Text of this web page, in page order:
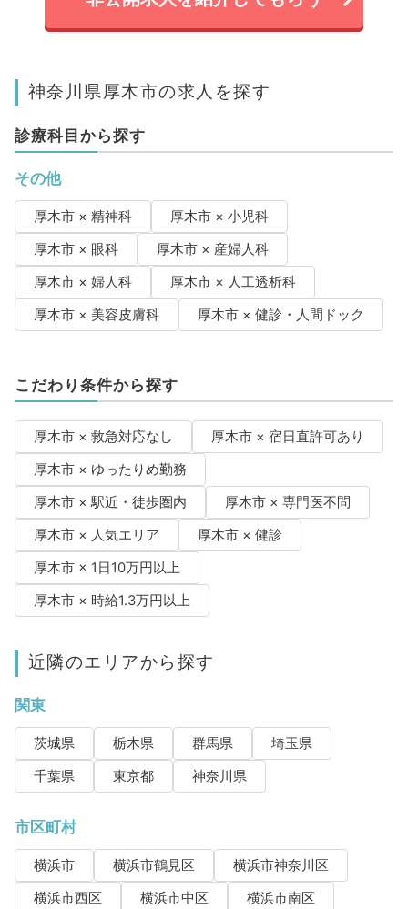
神奈川県厚木市の求人を探す
診療科目から探す
その他
厚木市 × 精神科
厚木市 × 小児科
厚木市 × 眼科
厚木市 × 産婦人科
厚木市 × 婦人科
厚木市 × 人工透析科
厚木市 × 美容皮膚科
厚木市 × 健診・人間ドック
こだわり条件から探す
厚木市 × 救急対応なし
厚木市 × 宿日直許可あり
厚木市 × ゆったりめ勤務
厚木市 × 駅近・徒歩圏内
厚木市 × 専門医不問
厚木市 × 人気エリア
厚木市 × 健診
厚木市 × 1日10万円以上
厚木市 × 時給1.3万円以上
近隣のエリアから探す
関東
茨城県 栃木県 群馬県
埼玉県
千葉県
東京都 神奈川県
市区町村
横浜市 横浜市鶴見区
横浜市神奈川区
横浜市西区
横浜市中区
横浜市南区